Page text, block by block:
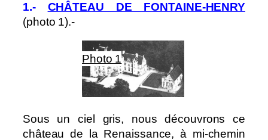
1.- CHÂTEAU DE FONTAINE-HENRY
(photo 1).-
Photo 1
Sous un ciel gris, nous découvrons ce
château de la Renaissance, à mi-chemin